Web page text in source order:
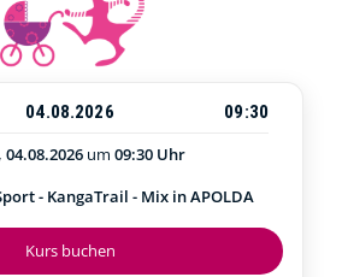
Kurs buchen
04.08.2026
09:30
um 09:30 Uhr
- KangaTrail - Mix in APOLDA